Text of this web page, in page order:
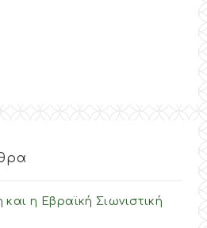
η Εβραϊκή Σιωνιστική